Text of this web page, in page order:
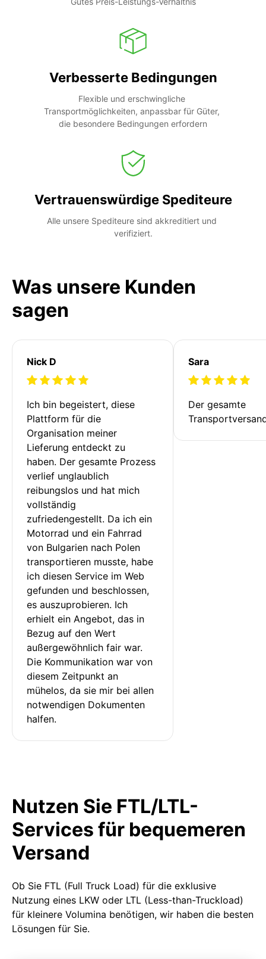
Verbesserte Bedingungen
Flexible und erschwingliche
Transportmöglichkeiten, anpassbar für Güter,
die besondere Bedingungen erfordern
Vertrauenswürdige Spediteure
Alle unsere Spediteure sind akkreditiert und
verifiziert.
Was unsere Kunden
sagen
Nick D
Ich bin begeistert, diese
Plattform für die
Organisation meiner
Lieferung entdeckt zu
haben. Der gesamte Prozess
verlief unglaublich
reibungslos und hat mich
vollständig
zufriedengestellt. Da ich ein
Motorrad und ein Fahrrad
von Bulgarien nach Polen
transportieren musste, habe
ich diesen Service im Web
gefunden und beschlossen,
es auszuprobieren. Ich
erhielt ein Angebot, das in
Bezug auf den Wert
außergewöhnlich fair war.
Die Kommunikation war von
diesem Zeitpunkt an
mühelos, da sie mir bei allen
notwendigen Dokumenten
halfen.
Sara
Der gesamte
Nutzen Sie FTL/LTL-
Services für bequemeren
Versand
Ob Sie FTL (Full Truck Load) für die exklusive
Nutzung eines LKW oder LTL (Less-than-Truckload)
für kleinere Volumina benötigen, wir haben die besten
Lösungen für Sie.